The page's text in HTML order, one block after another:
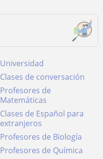
Universidad
Clases de conversación
Profesores de
Matemáticas
Clases de Español para
extranjeros
Profesores de Biología
Profesores de Química